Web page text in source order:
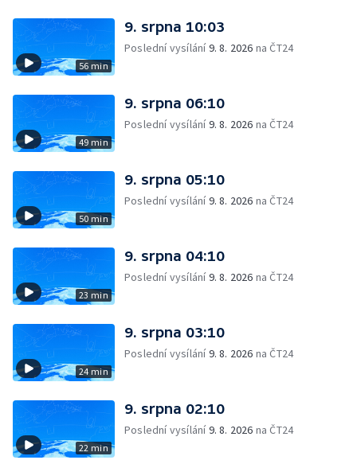
56 min
9. srpna 10:03
Poslední vysílání9. 8. 2026 na ČT24
49 min
9. srpna 06:10
Poslední vysílání9. 8. 2026 na ČT24
50 min
9. srpna 05:10
Poslední vysílání9. 8. 2026 na ČT24
23 min
9. srpna 04:10
Poslední vysílání9. 8. 2026 na ČT24
24 min
9. srpna 03:10
Poslední vysílání9. 8. 2026 na ČT24
22 min
9. srpna 02:10
Poslední vysílání9. 8. 2026 na ČT24